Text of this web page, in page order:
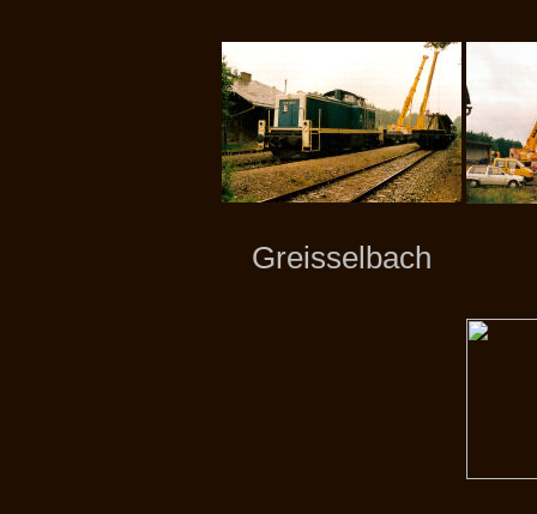
Greisselbach